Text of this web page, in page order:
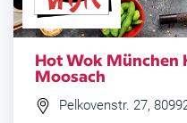
Hot Wok München
Moosach
Pelkovenstr. 27,